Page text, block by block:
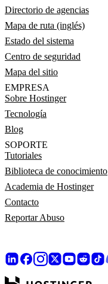
Directorio de agencias
Mapa de ruta (inglés)
Estado del sistema
Centro de seguridad
Mapa del sitio
EMPRESA
Sobre Hostinger
Tecnología
Blog
SOPORTE
Tutoriales
Biblioteca de conocimiento
Academia de Hostinger
Contacto
Reportar Abuso